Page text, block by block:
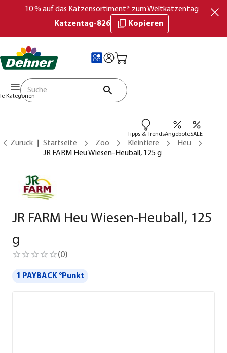
10 % auf das Katzensortiment* zum Weltkatzentag
Katzentag-826
Kopieren
Kategorien
Tipps & TrendsAngeboteSALE
Zurück Startseite Zoo Kleintiere
Heu
JR FARM Heu Wiesen-Heuball, 125 g
JR FARM Heu Wiesen-Heuball, 125
g
(0)
1 PAYBACK °Punkt